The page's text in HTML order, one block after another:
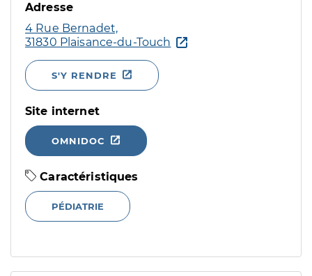
Adresse
4 Rue Bernadet,
31830 Plaisance-du-Touch
S'Y RENDRE
Site internet
OMNIDOC
Caractéristiques
PÉDIATRIE